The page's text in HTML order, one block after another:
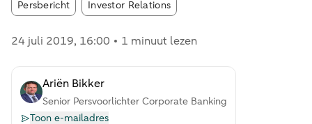
Persbericht Investor Relations
24 juli 2019, 16:00 1 minuut lezen
Ariën Bikker
Senior Persvoorlichter Corporate Banking
Toon e-mailadres